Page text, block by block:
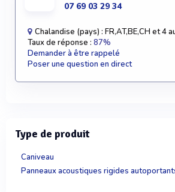
07 69 03 29 34
Chalandise (pays) : FR,AT,BE,CH et 4
Taux de réponse : 87%
Demander à être rappelé
Poser une question en direct
Type de produit
Caniveau
Panneaux acoustiques rigides